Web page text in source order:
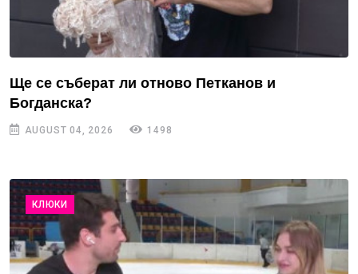
Ще се съберат ли отново Петканов и
Богданска?
AUGUST 04, 2026 1498
КЛЮКИ